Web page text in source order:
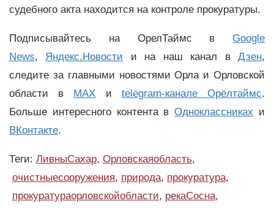
судебного акта находится на контроле прокуратуры.
Подписывайтесь на ОрелТаймс в Google
News, Яндекс.Новости и на наш канал вДзен,
следите за главными новостями Орла и Орловской
области в MAX и telegram-канале Орёлтаймс.
Больше интересного контента вОдноклассниках и
ВКонтакте.
Теги: ЛивныСахар, Орловскаяобласть,
очистныесооружения, природа, прокуратура,
прокуратураорловскойобласти, рекаСосна,